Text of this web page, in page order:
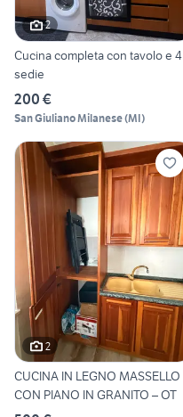
2
Cucina completa con tavolo e 4
sedie
200 €
San Giuliano Milanese(MI)
2
CUCINA IN LEGNO MASSELLO
CON PIANO IN GRANITO – OT